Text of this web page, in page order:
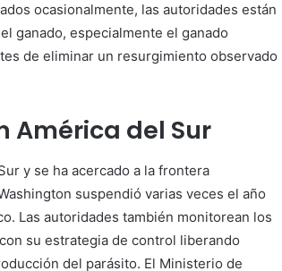
ocasionalmente, las autoridades están
ganado, especialmente el ganado
de eliminar un resurgimiento observado
América del Sur
y se ha acercado a la frontera
suspendió varias veces el año
Las autoridades también monitorean los
su estrategia de control liberando
del parásito. El Ministerio de